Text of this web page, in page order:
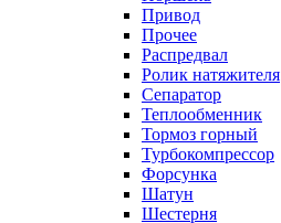
Привод
Прочее
Распредвал
Ролик натяжителя
Сепаратор
Теплообменник
Тормоз горный
Турбокомпрессор
Форсунка
Шатун
Шестерня